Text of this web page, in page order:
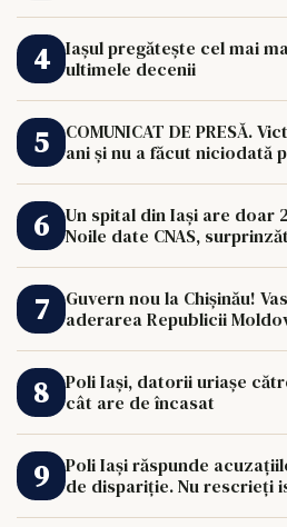
Iașul pregătește cel mai
ultimele decenii
COMUNICAT DE PRESĂ.
ani și nu a făcut niciodată
Un spital din Iași are doar
Noile date CNAS,
Guvern nou la Chișinău!
aderarea Republicii
Poli Iași, datorii uriașe
cât are de încasat
Poli Iași răspunde
de dispariție. Nu rescrieți